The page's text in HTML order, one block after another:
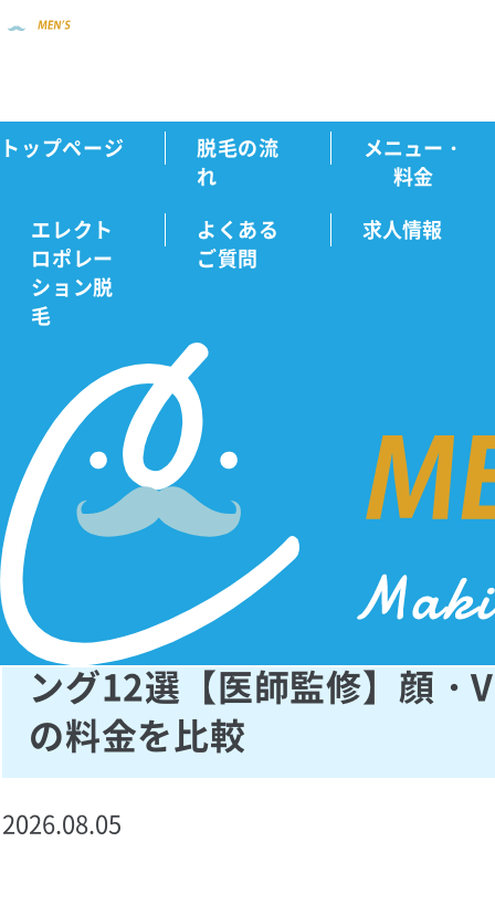
トップページ
脱毛の流
れ
メニュー・
料金
エレクト
ロポレー
ション脱
毛
よくある
ご質問
求人情報
Home 新着情報 医療脱毛が安いクリニックおすす...
医療脱毛が安いクリニック
ング12選【医師監修】顔・
の料金を比較
2026.08.05